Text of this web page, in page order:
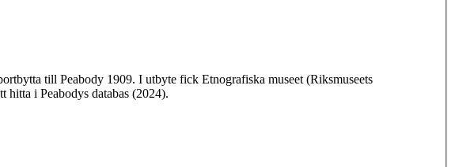
till Peabody 1909. I utbyte fick Etnografiska museet (Riksmuseets
i Peabodys databas (2024).